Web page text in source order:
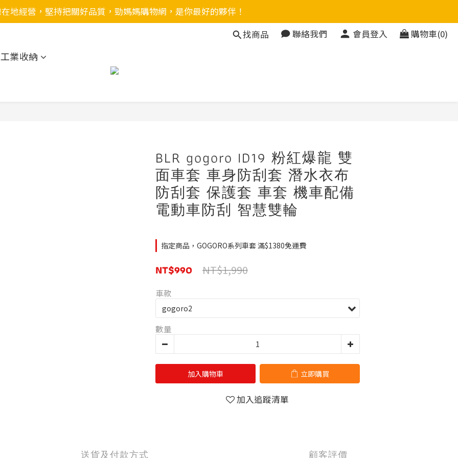
地經營，堅持把關好品質，勁媽媽購物網，是你最好的夥伴！
找商品
聯絡我們 會員登入 購物車(0)
業收納
BLR gogoro ID19 粉紅爆龍 雙
面車套 車身防刮套 潛水衣布
防刮套 保護套 車套 機車配備
電動車防刮 智慧雙輪
指定商品，GOGORO系列車套 滿$1380免運費
NT$990 NT$1,990
車款
數量
加入購物車 立即購買
加入追蹤清單
送貨及付款方式 顧客評價